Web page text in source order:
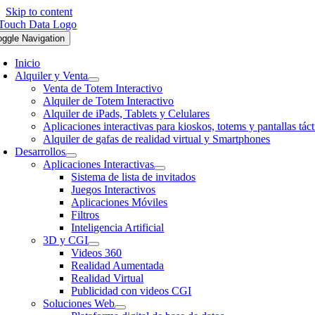
Skip to content
Navigation
Inicio
Alquiler y Venta
Venta de Totem Interactivo
Alquiler de Totem Interactivo
Alquiler de iPads, Tablets y Celulares
Aplicaciones interactivas para kioskos, totems y pantallas
Alquiler de gafas de realidad virtual y Smartphones
Desarrollos
Aplicaciones Interactivas
Sistema de lista de invitados
Juegos Interactivos
Aplicaciones Móviles
Filtros
Inteligencia Artificial
3D y CGI
Videos 360
Realidad Aumentada
Realidad Virtual
Publicidad con videos CGI
Soluciones Web